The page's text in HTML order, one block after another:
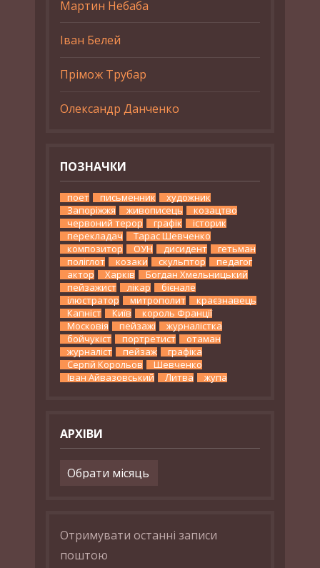
Мартин Небаба
Іван Белей
Прімож Трубар
Олександр Данченко
ПОЗНАЧКИ
поет письменник
художник
Запоріжжя
живописець
козацтво
червоний терор
графік
історик
перекладач
Тарас Шевченко
композитор
ОУН дисидент
гетьман
поліглот
козаки скульптор
педагог
актор
Харків
Богдан Хмельницький
пейзажист
лікар
бієнале
ілюстратор
митрополит
краєзнавець
Капніст
Київ
король Франції
Московія
пейзажі
журналістка
бойчукіст
портретист
отаман
журналіст
пейзаж
графіка
Сергій Корольов
Шевченко
Іван Айвазовський
Литва жупа
АРХІВИ
Архіви
Отримувати останні записи
поштою